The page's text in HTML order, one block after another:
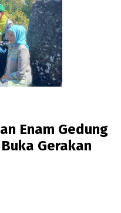
Enam Gedung
Gerakan